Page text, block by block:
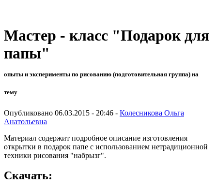
Мастер - класс "Подарок для
папы"
опыты и эксперименты по рисованию (подготовительная группа) на
тему
Опубликовано 06.03.2015 - 20:46 - Колесникова Ольга
Анатольевна
Материал содержит подробное описание изготовления
открытки в подарок папе с использованием нетрадиционной
техники рисования "набрызг".
Скачать: